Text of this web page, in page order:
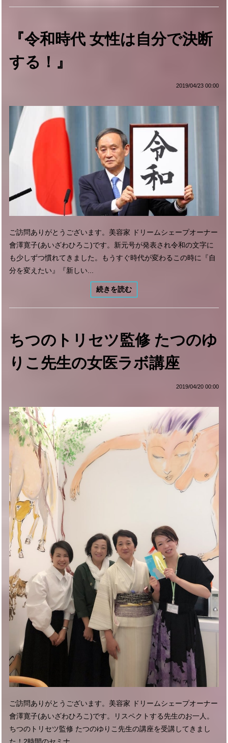
『令和時代 女性は自分で決断
する！』
2019/04/23 00:00
ご訪問ありがとうございます。美容家 ドリームシェープオーナー
會澤寛子(あいざわひろこ)です。新元号が発表され令和の文字に
も少しずつ慣れてきました。もうすぐ時代が変わるこの時に『自
分を変えたい』『新しい...
続きを読む
ちつのトリセツ監修 たつのゆ
りこ先生の女医ラボ講座
2019/04/20 00:00
ご訪問ありがとうございます。美容家 ドリームシェープオーナー
會澤寛子(あいざわひろこ)です。リスペクトする先生のお一人。
ちつのトリセツ監修 たつのゆりこ先生の講座を受講してきまし